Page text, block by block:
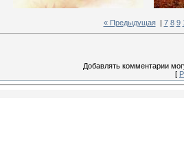
« Предыдущая| 7 8 9
Добавлять комментарии
[